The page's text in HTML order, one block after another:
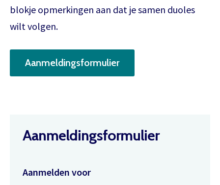
blokje opmerkingen aan dat je samen duoles
wilt volgen.
Aanmeldingsformulier
Aanmeldingsformulier
Aanmelden voor